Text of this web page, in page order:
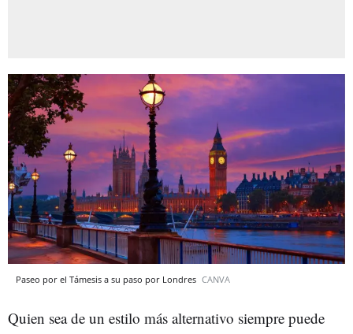
Paseo por el Támesis a su paso por Londres CANVA
Quien sea de un estilo más alternativo siempre puede